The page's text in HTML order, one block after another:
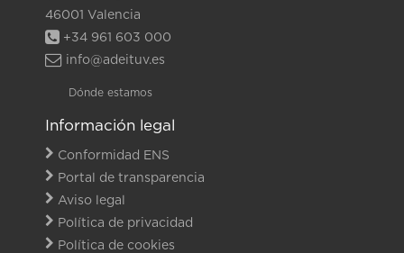
46001 Valencia
+34 961 603 000
info@adeituv.es
Dónde estamos
Información legal
Conformidad ENS
Portal de transparencia
Aviso legal
Política de privacidad
Política de cookies